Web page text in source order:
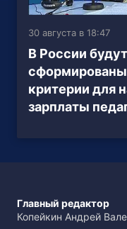
30 августа в 18:47
В России будут
критерии для
зарплаты
Главный редактор
Копейкин Андрей